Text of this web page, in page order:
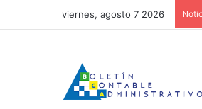
viernes, agosto 7 2026